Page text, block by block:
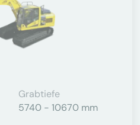
Grabtiefe
5740 - 10670 mm